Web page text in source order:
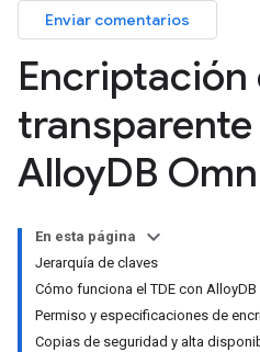
Enviar comentarios
Encriptación
transparente
AlloyDB
En esta página
Jerarquía de claves
Cómo funciona el TDE con AlloyDB
Permiso y especificaciones de
Copias de seguridad y alta